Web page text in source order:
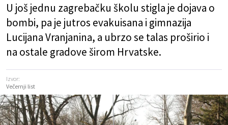
U još jednu zagrebačku školu stigla je dojava o
bombi, pa je jutros evakuisana i gimnazija
Lucijana Vranjanina, a ubrzo se talas proširio i
na ostale gradove širom Hrvatske.
Izvor:
Večernji list